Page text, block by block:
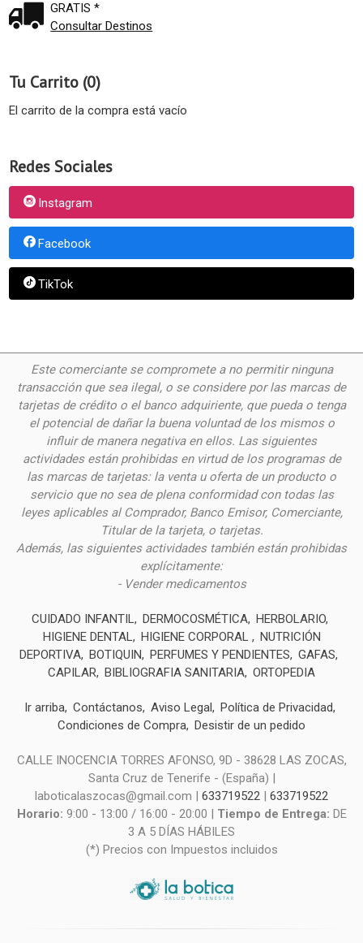
GRATIS *
Consultar Destinos
Tu Carrito (0)
El carrito de la compra está vacío
Redes Sociales
Instagram
Facebook
TikTok
Este comerciante se compromete a no permitir ninguna
transacción que sea ilegal, o se considere por las marcas de
tarjetas de crédito o el banco adquiriente, que pueda o tenga
el potencial de dañar la buena voluntad de los mismos o
influir de manera negativa en ellos. Las siguientes
actividades están prohibidas en virtud de los programas de
las marcas de tarjetas: la venta u oferta de un producto o
servicio que no sea de plena conformidad con todas las
leyes aplicables al Comprador, Banco Emisor, Comerciante,
Titular de la tarjeta, o tarjetas.
Además, las siguientes actividades también están prohibidas
explícitamente:
- Vender medicamentos
CUIDADO INFANTIL DERMOCOSMÉTICA HERBOLARIO
HIGIENE DENTAL HIGIENE CORPORAL
NUTRICIÓN
DEPORTIVA BOTIQUIN PERFUMES Y PENDIENTES
GAFAS
CAPILAR BIBLIOGRAFIA SANITARIA ORTOPEDIA
Ir arriba Contáctanos Aviso Legal
Política de Privacidad
Condiciones de Compra Desistir de un pedido
CALLE INOCENCIA TORRES AFONSO, 9D - 38628 LAS ZOCAS,
Santa Cruz de Tenerife - (España) |
laboticalaszocas@gmail.com | 633719522 | 633719522
Horario: 9:00 - 13:00 / 16:00 - 20:00 | Tiempo de Entrega: DE
3 A 5 DÍAS HÁBILES
(*) Precios con Impuestos incluidos